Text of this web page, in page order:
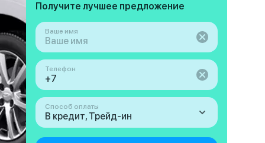
Получите лучшее предложение
Ваше имя
Телефон
Способ оплаты
В кредит, Трейд-ин